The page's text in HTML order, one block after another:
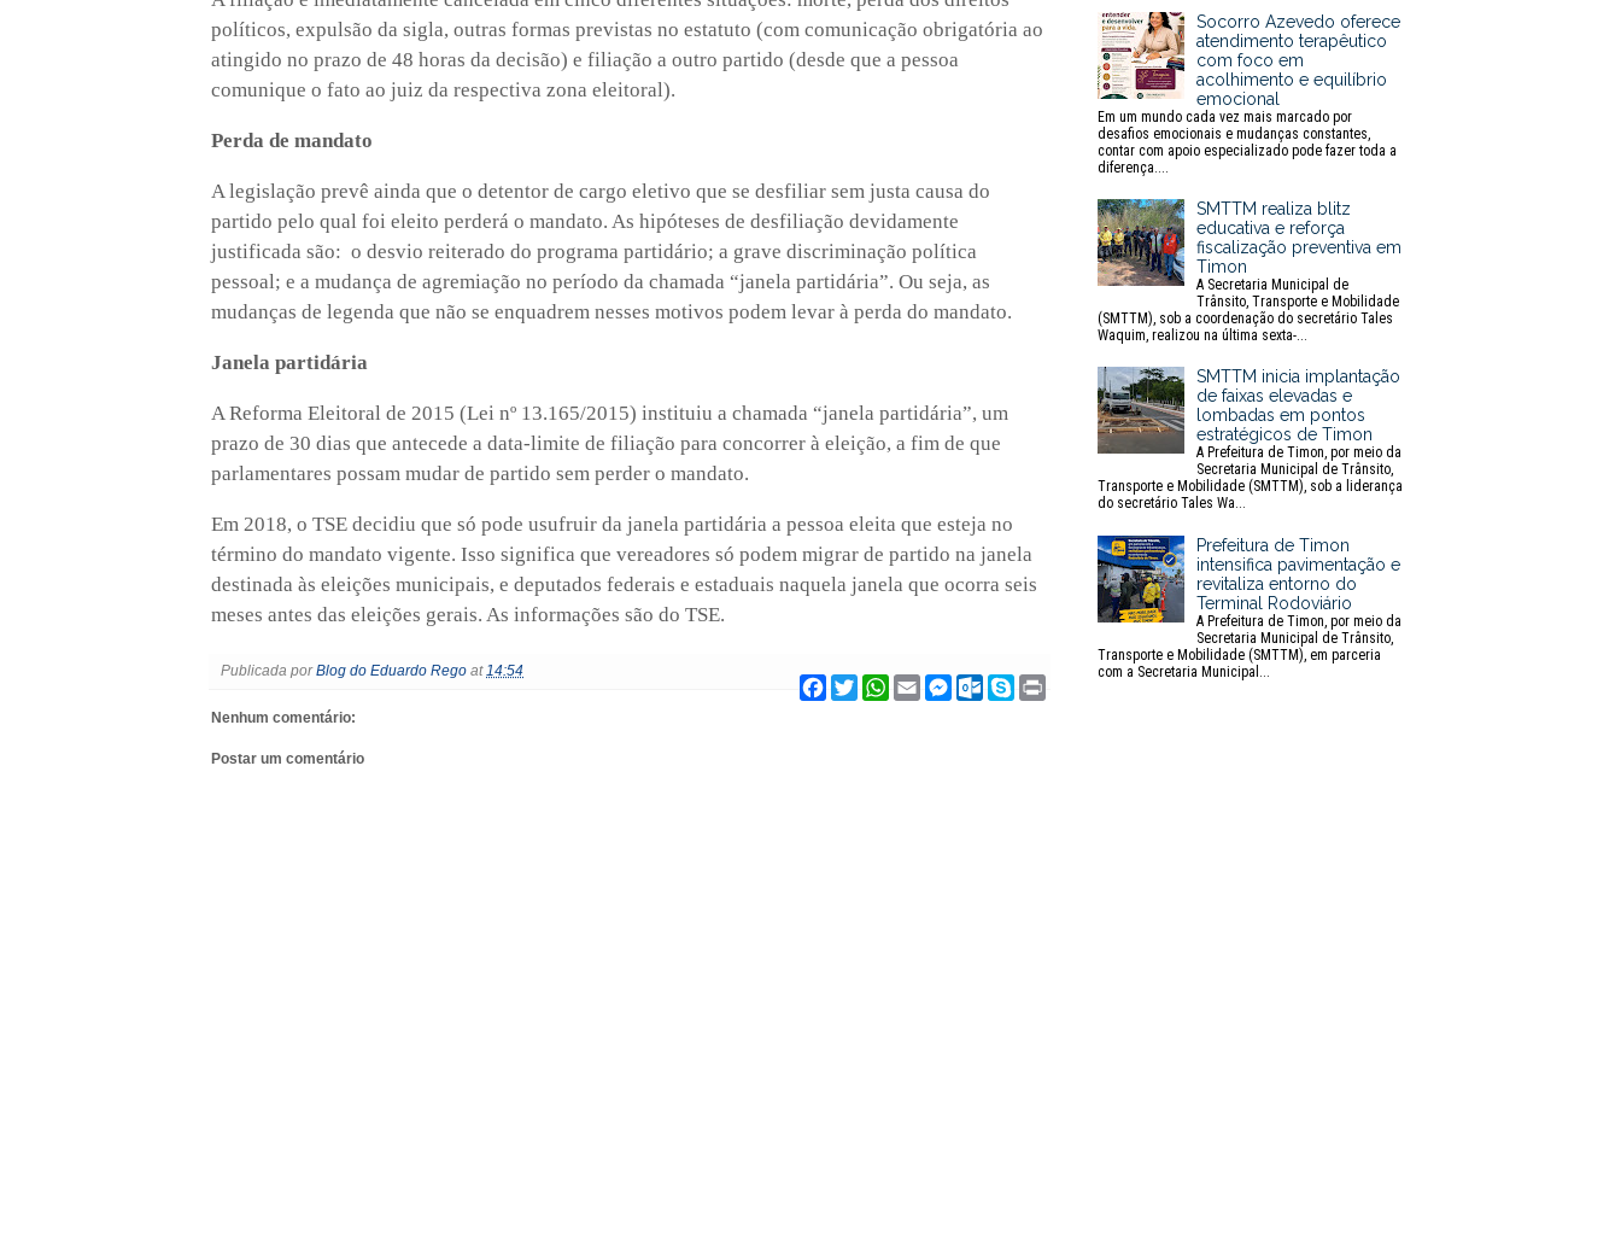
políticos, expulsão da sigla, outras formas previstas no estatuto (com comunicação obrigatória ao
atingido no prazo de 48 horas da decisão) e filiação a outro partido (desde que a pessoa
comunique o fato ao juiz da respectiva zona eleitoral).
Perda de mandato
A legislação prevê ainda que o detentor de cargo eletivo que se desfiliar sem justa causa do
partido pelo qual foi eleito perderá o mandato. As hipóteses de desfiliação devidamente
justificada são: o desvio reiterado do programa partidário; a grave discriminação política
pessoal; e a mudança de agremiação no período da chamada “janela partidária”. Ou seja, as
mudanças de legenda que não se enquadrem nesses motivos podem levar à perda do mandato.
Janela partidária
A Reforma Eleitoral de 2015 (Lei nº 13.165/2015) instituiu a chamada “janela partidária”, um
prazo de 30 dias que antecede a data-limite de filiação para concorrer à eleição, a fim de que
parlamentares possam mudar de partido sem perder o mandato.
Em 2018, o TSE decidiu que só pode usufruir da janela partidária a pessoa eleita que esteja no
término do mandato vigente. Isso significa que vereadores só podem migrar de partido na janela
destinada às eleições municipais, e deputados federais e estaduais naquela janela que ocorra seis
meses antes das eleições gerais. As informações são do TSE.
a
w
W
h
E
m
M
e
O
u
S
k
Publicada porBlog do Eduardo Rego at14:54
Nenhum comentário:
Postar um comentário
Socorro Azevedo oferece
atendimento terapêutico
com foco em
acolhimento e equilíbrio
emocional
Em um mundo cada vez mais marcado por
desafios emocionais e mudanças constantes,
contar com apoio especializado pode fazer toda a
diferença....
SMTTM realiza blitz
educativa e reforça
fiscalização preventiva em
Timon
A Secretaria Municipal de
Trânsito, Transporte e Mobilidade
(SMTTM), sob a coordenação do secretário Tales
Waquim, realizou na última sexta-...
SMTTM inicia implantação
de faixas elevadas e
lombadas em pontos
estratégicos de Timon
A Prefeitura de Timon, por meio da
Secretaria Municipal de Trânsito,
Transporte e Mobilidade (SMTTM), sob a liderança
do secretário Tales Wa...
Prefeitura de Timon
intensifica pavimentação e
revitaliza entorno do
Terminal Rodoviário
A Prefeitura de Timon, por meio da
Secretaria Municipal de Trânsito,
Transporte e Mobilidade (SMTTM), em parceria
com a Secretaria Municipal...